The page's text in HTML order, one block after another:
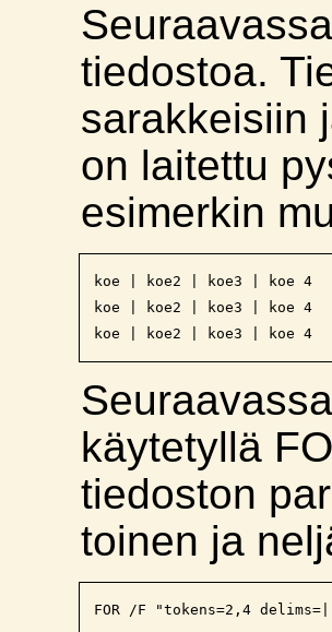
tiedostoa.
sarakkeisiin
on laitettu
esimerkin
koe | koe2 | koe3 | koe 4
koe | koe2 | koe3 | koe 4
koe | koe2 | koe3 | koe 4
käytetyllä
tiedoston
toinen ja
FOR /F "tokens=2,4